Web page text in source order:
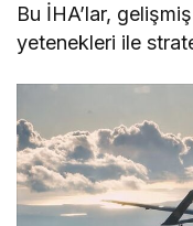
Bu İHA’lar,
yetenekleri ile